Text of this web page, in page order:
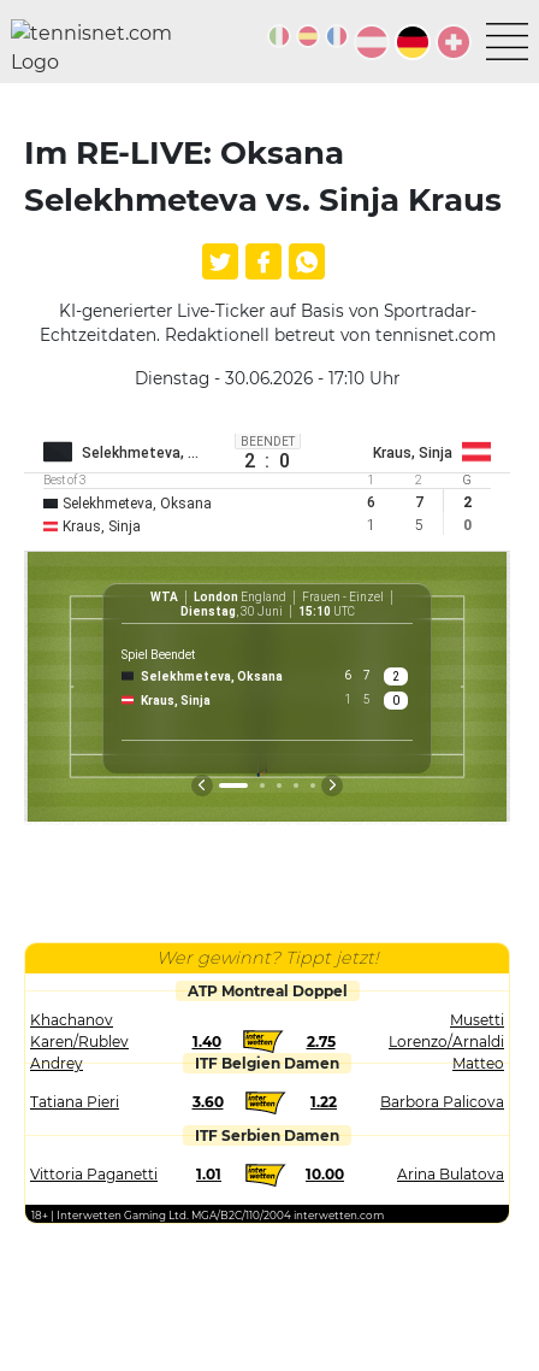
Im RE-LIVE: Oksana
Selekhmeteva vs. Sinja Kraus
KI-generierter Live-Ticker auf Basis von Sportradar-
Echtzeitdaten. Redaktionell betreut von tennisnet.com
Dienstag - 30.06.2026 - 17:10 Uhr
Selekhmeteva, Oksana
BEENDET
2 : 0 Kraus, Sinja
Best of 3 1 2 G
Selekhmeteva, Oksana 6 7
2
Kraus, Sinja
1 5 0
WTA London England
Frauen - Einzel
Dienstag , 30 Juni 15:10 UTC
Spiel Beendet
Selekhmeteva, Oksana
6 7
2
Kraus, Sinja
1 5 0
Wer gewinnt? Tippt jetzt!
ATP Montreal Doppel
Khachanov
Karen/Rublev
Andrey
1.40 2.75
Musetti
Lorenzo/Arnaldi
Matteo
ITF Belgien Damen
Tatiana Pieri 3.60 1.22
Barbora Palicova
ITF Serbien Damen
Vittoria Paganetti 1.01 10.00 Arina Bulatova
18+ | Interwetten Gaming Ltd. MGA/B2C/110/2004 interwetten.com